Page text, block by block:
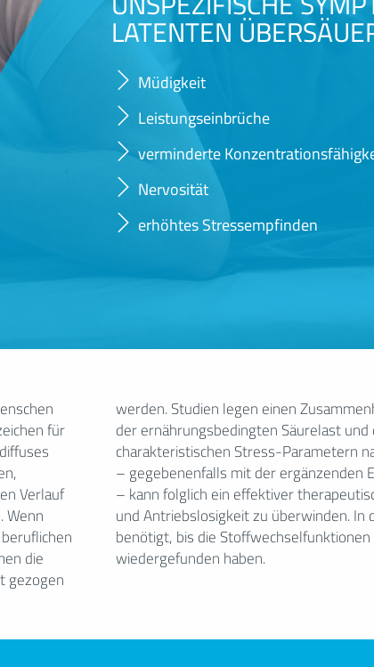
LATENTEN
Müdigkeit
Leistungseinbrüche
verminderte
Nervosität
erhöhtes Stressempfinden
für
Verlauf
die
gezogen
von
wiedergefunden haben.